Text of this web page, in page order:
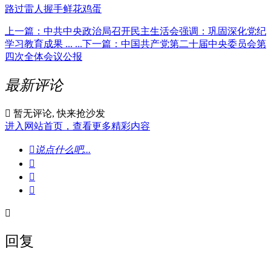
路过雷人 握手鲜花鸡蛋
上一篇：中共中央政治局召开民主生活会强调：巩固深化党纪
学习教育成果 ... ...下一篇：中国共产党第二十届中央委员会第
四次全体会议公报
最新评论
 暂无评论, 快来抢沙发
进入网站首页，查看更多精彩内容
说点什么吧...




回复